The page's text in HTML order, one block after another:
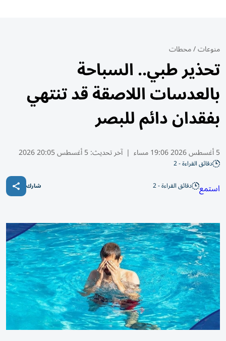
منوعات/محطات
تحذير طبي.. السباحة
بالعدسات اللاصقة قد تنتهي
بفقدان دائم للبصر
5 أغسطس 2026 19:06 مساء | آخر تحديث:5 أغسطس 20:05 2026
دقائق القراءة - 2
استمع دقائق القراءة - 2 شارك